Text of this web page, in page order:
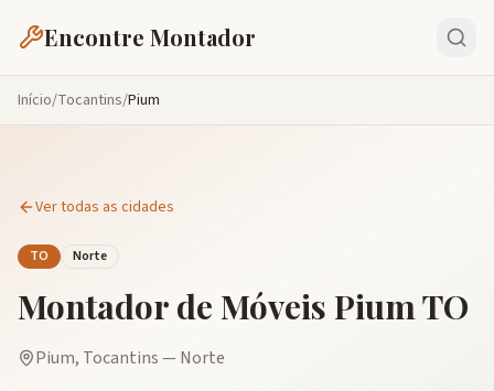
Encontre Montador
Início/Tocantins/Pium
Ver todas as cidades
TO Norte
Montador de Móveis PiumTO
Pium, Tocantins— Norte